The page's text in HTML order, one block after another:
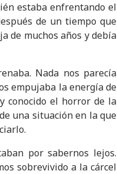
estaba enfrentando el
de un tiempo que
de muchos años y debía
Nada nos parecía
empujaba la energía de
conocido el horror de la
una situación en la que
por sabernos lejos.
sobrevivido a la cárcel